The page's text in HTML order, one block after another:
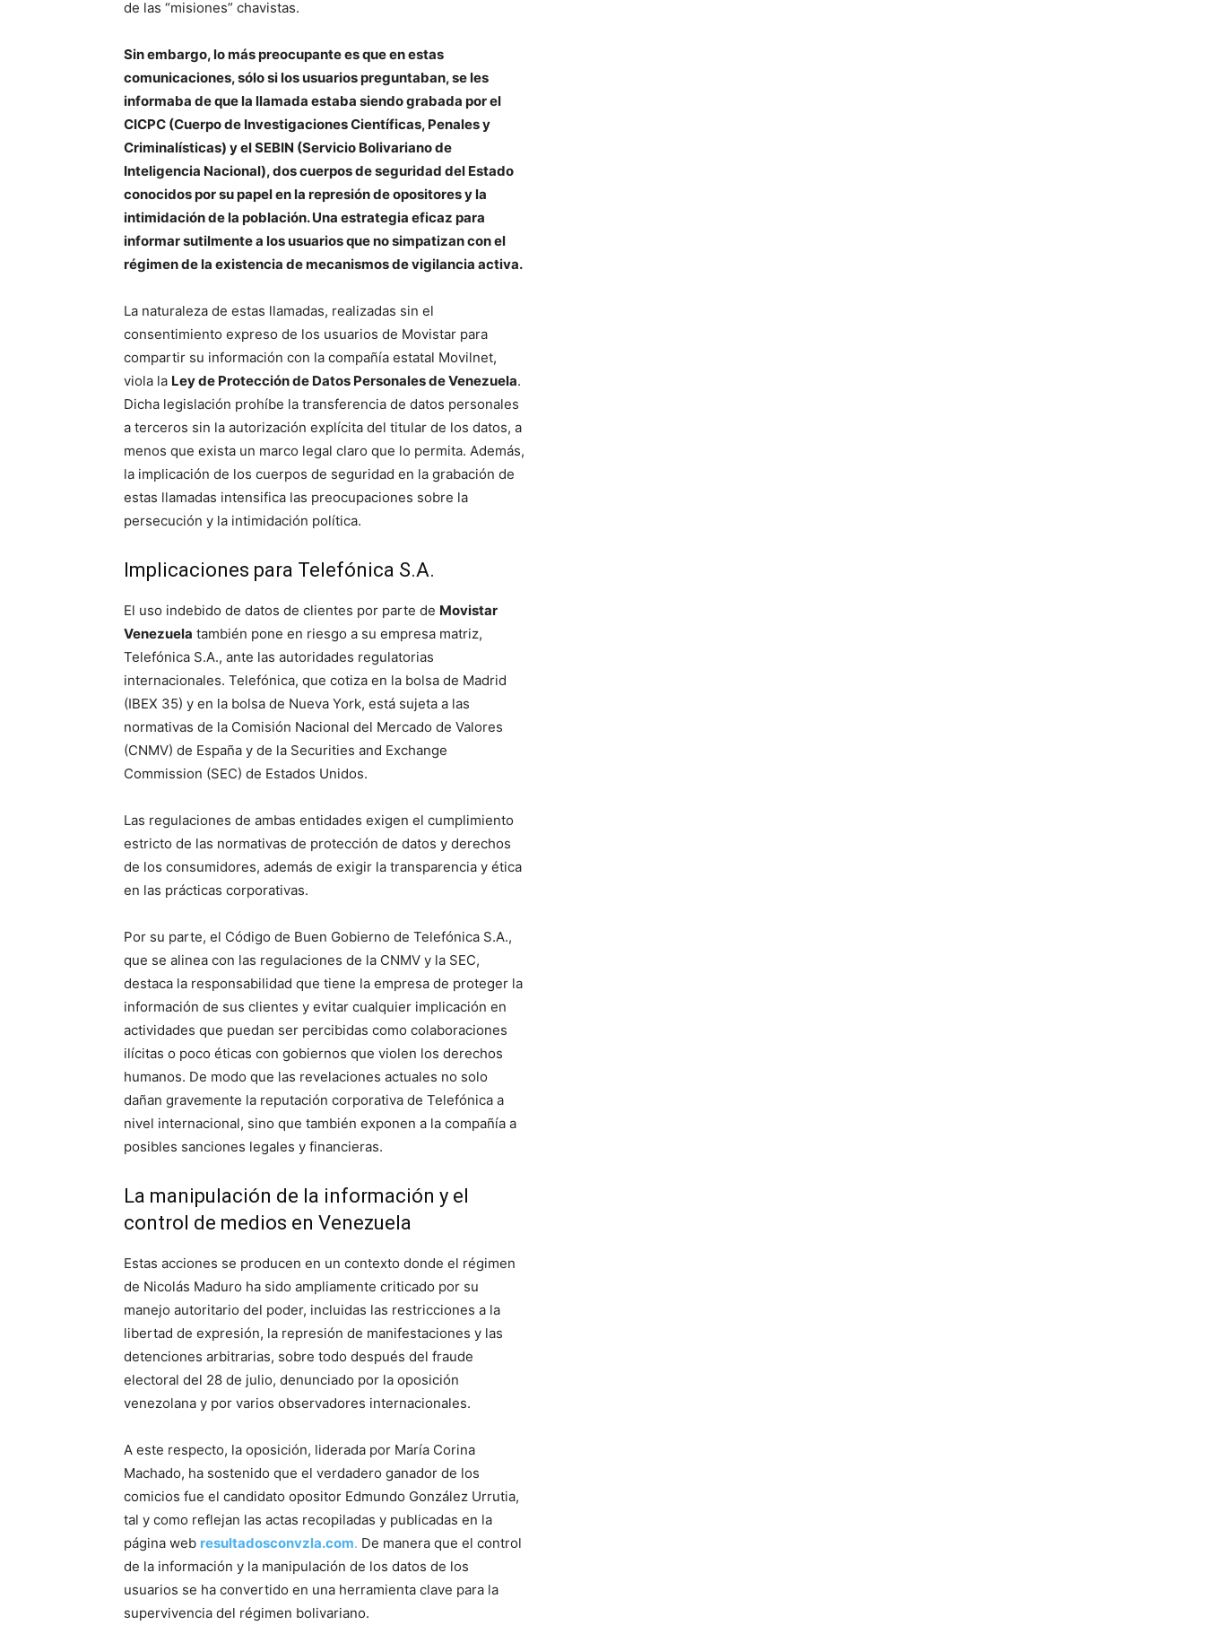
de las “misiones” chavistas.
Sin embargo, lo más preocupante es que en estas
comunicaciones, sólo si los usuarios preguntaban, se les
informaba de que la llamada estaba siendo grabada por el
CICPC (Cuerpo de Investigaciones Científicas, Penales y
Criminalísticas) y el SEBIN (Servicio Bolivariano de
Inteligencia Nacional), dos cuerpos de seguridad del Estado
conocidos por su papel en la represión de opositores y la
intimidación de la población. Una estrategia eficaz para
informar sutilmente a los usuarios que no simpatizan con el
régimen de la existencia de mecanismos de vigilancia activa.
La naturaleza de estas llamadas, realizadas sin el
consentimiento expreso de los usuarios de Movistar para
compartir su información con la compañía estatal Movilnet,
viola la Ley de Protección de Datos Personales de Venezuela.
Dicha legislación prohíbe la transferencia de datos personales
a terceros sin la autorización explícita del titular de los datos, a
menos que exista un marco legal claro que lo permita. Además,
la implicación de los cuerpos de seguridad en la grabación de
estas llamadas intensifica las preocupaciones sobre la
persecución y la intimidación política.
Implicaciones para Telefónica S.A.
El uso indebido de datos de clientes por parte de Movistar
Venezuela también pone en riesgo a su empresa matriz,
Telefónica S.A., ante las autoridades regulatorias
internacionales. Telefónica, que cotiza en la bolsa de Madrid
(IBEX 35) y en la bolsa de Nueva York, está sujeta a las
normativas de la Comisión Nacional del Mercado de Valores
(CNMV) de España y de la Securities and Exchange
Commission (SEC) de Estados Unidos.
Las regulaciones de ambas entidades exigen el cumplimiento
estricto de las normativas de protección de datos y derechos
de los consumidores, además de exigir la transparencia y ética
en las prácticas corporativas.
Por su parte, el Código de Buen Gobierno de Telefónica S.A.,
que se alinea con las regulaciones de la CNMV y la SEC,
destaca la responsabilidad que tiene la empresa de proteger la
información de sus clientes y evitar cualquier implicación en
actividades que puedan ser percibidas como colaboraciones
ilícitas o poco éticas con gobiernos que violen los derechos
humanos. De modo que las revelaciones actuales no solo
dañan gravemente la reputación corporativa de Telefónica a
nivel internacional, sino que también exponen a la compañía a
posibles sanciones legales y financieras.
La manipulación de la información y el
control de medios en Venezuela
Estas acciones se producen en un contexto donde el régimen
de Nicolás Maduro ha sido ampliamente criticado por su
manejo autoritario del poder, incluidas las restricciones a la
libertad de expresión, la represión de manifestaciones y las
detenciones arbitrarias, sobre todo después del fraude
electoral del 28 de julio, denunciado por la oposición
venezolana y por varios observadores internacionales.
A este respecto, la oposición, liderada por María Corina
Machado, ha sostenido que el verdadero ganador de los
comicios fue el candidato opositor Edmundo González Urrutia,
tal y como reflejan las actas recopiladas y publicadas en la
página web resultadosconvzla.com. De manera que el control
de la información y la manipulación de los datos de los
usuarios se ha convertido en una herramienta clave para la
supervivencia del régimen bolivariano.